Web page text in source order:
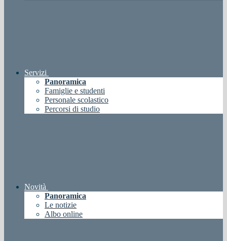
Servizi
Panoramica
Famiglie e studenti
Personale scolastico
Percorsi di studio
Novità
Panoramica
Le notizie
Albo online